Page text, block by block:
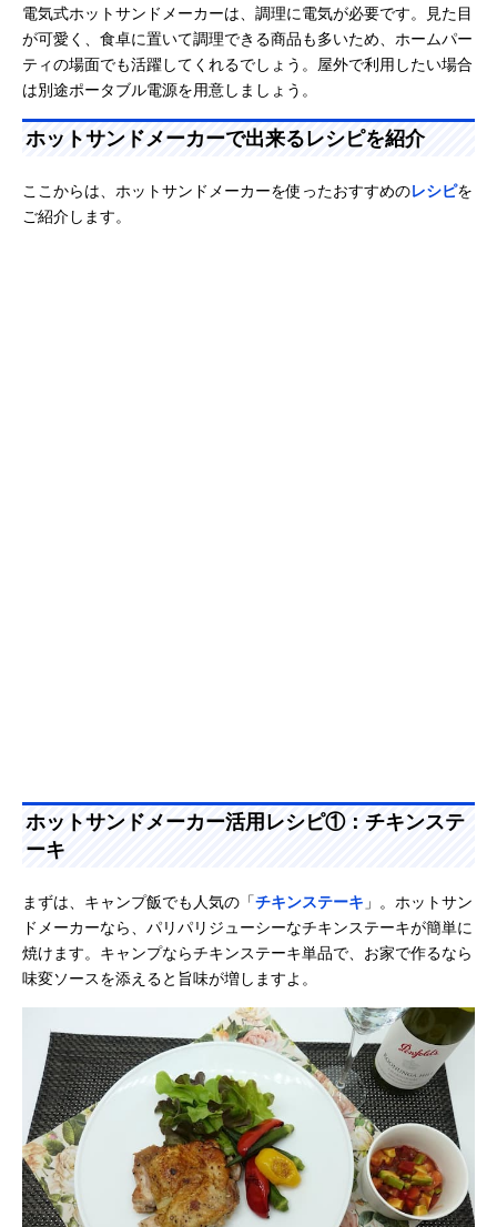
電気式ホットサンドメーカーは、調理に電気が必要です。見た目
が可愛く、食卓に置いて調理できる商品も多いため、ホームパー
ティの場面でも活躍してくれるでしょう。屋外で利用したい場合
は別途ポータブル電源を用意しましょう。
ホットサンドメーカーで出来るレシピを紹介
ここからは、ホットサンドメーカーを使ったおすすめのレシピを
ご紹介します。
ホットサンドメーカー活用レシピ①：チキンステ
ーキ
まずは、キャンプ飯でも人気の「チキンステーキ 」。ホットサン
ドメーカーなら、パリパリジューシーなチキンステーキが簡単に
焼けます。キャンプならチキンステーキ単品で、お家で作るなら
味変ソースを添えると旨味が増しますよ。